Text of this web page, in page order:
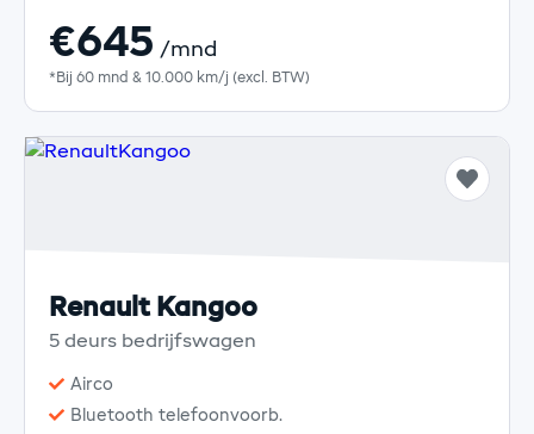
€645 /mnd
*Bij 60 mnd & 10.000 km/j (excl. BTW)
Renault Kangoo
5 deurs bedrijfswagen
Airco
Bluetooth telefoonvoorb.